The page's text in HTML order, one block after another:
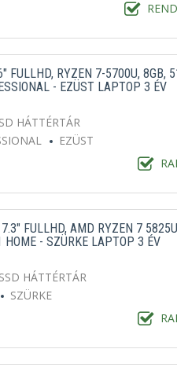
FULLHD, RYZEN 7-5700U, 8GB,
- EZÜST LAPTOP 3 ÉV
HÁTTÉRTÁR
EZÜST
FULLHD, AMD RYZEN 7
HOME - SZÜRKE LAPTOP 3 ÉV
SSD HÁTTÉRTÁR
SZÜRKE